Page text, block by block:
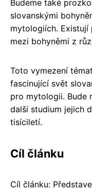
Budeme také
slovanskými
mytologiích. Existují
mezi bohyněmi z
Toto vymezení
fascinující svět
pro mytologii. Bude
další studium jejich
tisíciletí.
Cíl článku
Cíl článku: